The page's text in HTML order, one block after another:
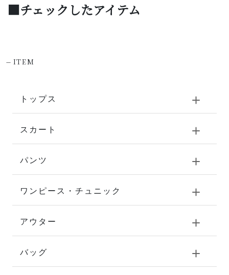
■チェックしたアイテム
-ITEM
トップス
スカート
パンツ
ワンピース・チュニック
アウター
バッグ